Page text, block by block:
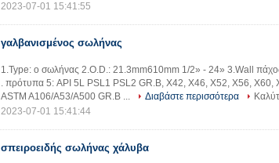
2023-07-01 15:41:55
γαλβανισμένος σωλήνας
1.Type: ο σωλήνας 2.O.D.: 21.3mm610mm 1/2» - 24» 3.Wall
. πρότυπα 5: API 5L PSL1 PSL2 GR.B, X42, X46, X52, X56, X60,
ASTM A106/A53/A500 GR.B ...
Διαβάστε περισσότερα
2023-07-01 15:41:44
σπειροειδής σωλήνας χάλυβα